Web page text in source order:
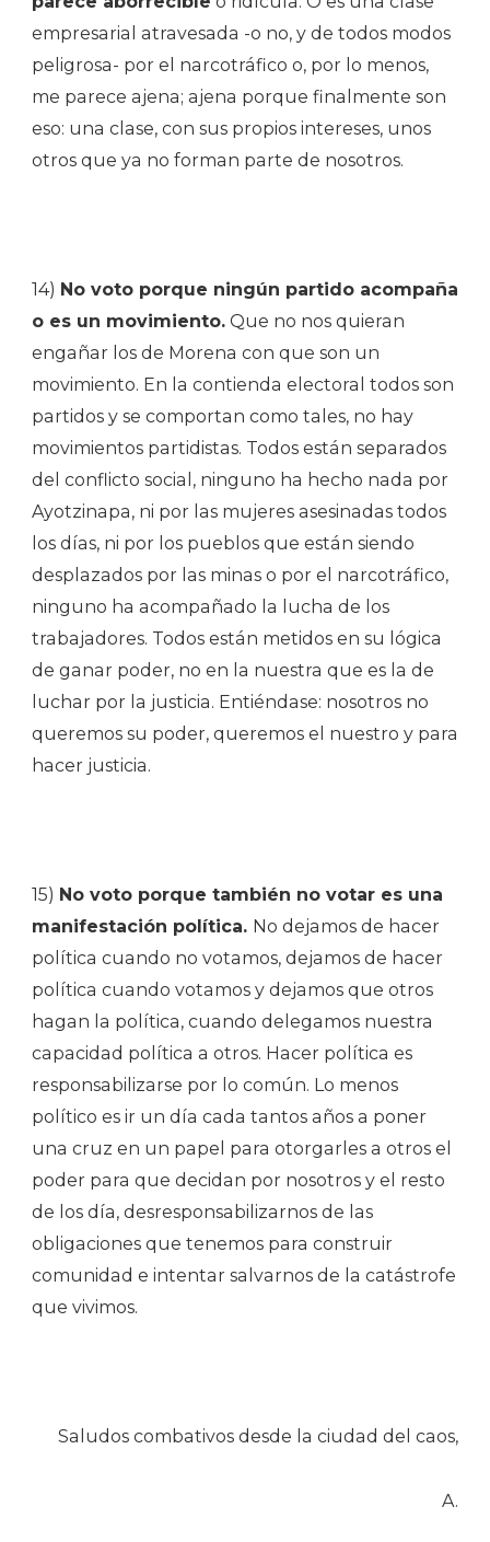
empresarial atravesada -o no, y de todos modos
peligrosa- por el narcotráfico o, por lo menos,
me parece ajena; ajena porque finalmente son
eso: una clase, con sus propios intereses, unos
otros que ya no forman parte de nosotros.
14) No voto porque ningún partido acompaña
o es un movimiento. Que no nos quieran
engañar los de Morena con que son un
movimiento. En la contienda electoral todos son
partidos y se comportan como tales, no hay
movimientos partidistas. Todos están separados
del conflicto social, ninguno ha hecho nada por
Ayotzinapa, ni por las mujeres asesinadas todos
los días, ni por los pueblos que están siendo
desplazados por las minas o por el narcotráfico,
ninguno ha acompañado la lucha de los
trabajadores. Todos están metidos en su lógica
de ganar poder, no en la nuestra que es la de
luchar por la justicia. Entiéndase: nosotros no
queremos su poder, queremos el nuestro y para
hacer justicia.
15) No voto porque también no votar es una
manifestación política. No dejamos de hacer
política cuando no votamos, dejamos de hacer
política cuando votamos y dejamos que otros
hagan la política, cuando delegamos nuestra
capacidad política a otros. Hacer política es
responsabilizarse por lo común. Lo menos
político es ir un día cada tantos años a poner
una cruz en un papel para otorgarles a otros el
poder para que decidan por nosotros y el resto
de los día, desresponsabilizarnos de las
obligaciones que tenemos para construir
comunidad e intentar salvarnos de la catástrofe
que vivimos.
Saludos combativos desde la ciudad del caos,
A.